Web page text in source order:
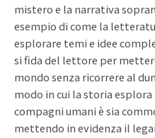
mistero e la narrativa
esempio di come la
esplorare temi e idee
si fida del lettore per
mondo senza ricorrere al
modo in cui la storia
compagni umani è sia
mettendo in evidenza il